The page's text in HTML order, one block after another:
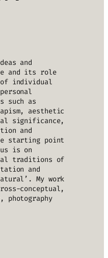
and
and its role
individual
such as
aesthetic
significance,
and
starting point
is on
traditions of
and
My work
conceptual,
photography